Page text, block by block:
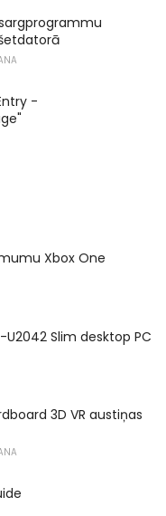
-
Xbox One
U2042 Slim desktop PC
3D VR austiņas